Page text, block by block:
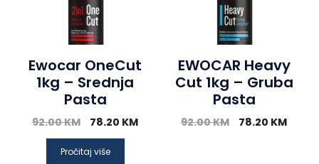
Ewocar OneCut
1kg – Srednja
Pasta
92.00KM 78.20 KM
Pročitaj više
EWOCAR Heavy
Cut 1kg – Gruba
Pasta
92.00KM 78.20 KM